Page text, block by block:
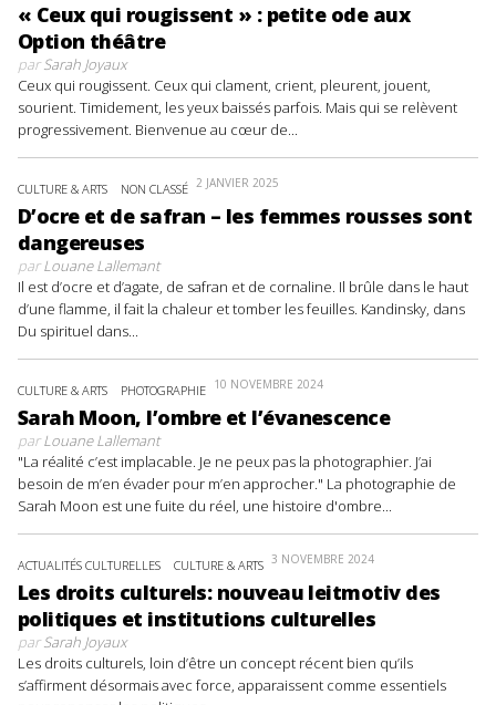
« Ceux qui rougissent » : petite ode aux
Option théâtre
parSarah Joyaux
Ceux qui rougissent. Ceux qui clament, crient, pleurent, jouent,
sourient. Timidement, les yeux baissés parfois. Mais qui se relèvent
progressivement. Bienvenue au cœur de...
CULTURE & ARTS NON CLASSÉ 2 JANVIER 2025
D’ocre et de safran – les femmes rousses sont
dangereuses
parLouane Lallemant
Il est d’ocre et d’agate, de safran et de cornaline. Il brûle dans le haut
d’une flamme, il fait la chaleur et tomber les feuilles. Kandinsky, dans
Du spirituel dans...
CULTURE & ARTS PHOTOGRAPHIE 10 NOVEMBRE 2024
Sarah Moon, l’ombre et l’évanescence
parLouane Lallemant
"La réalité c’est implacable. Je ne peux pas la photographier. J’ai
besoin de m’en évader pour m’en approcher." La photographie de
Sarah Moon est une fuite du réel, une histoire d'ombre...
ACTUALITÉS CULTURELLES CULTURE & ARTS 3 NOVEMBRE 2024
Les droits culturels: nouveau leitmotiv des
politiques et institutions culturelles
parSarah Joyaux
Les droits culturels, loin d’être un concept récent bien qu’ils
s’affirment désormais avec force, apparaissent comme essentiels